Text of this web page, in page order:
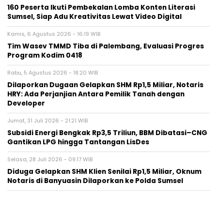
160 Peserta Ikuti Pembekalan Lomba Konten Literasi
Sumsel, Siap Adu Kreativitas Lewat Video Digital ‎
Kamis, 6 Agustus 2026 - 16:19 WIB
Tim Wasev TMMD Tiba di Palembang, Evaluasi Progres
Program Kodim 0418
Rabu, 5 Agustus 2026 - 18:20 WIB
Dilaporkan Dugaan Gelapkan SHM Rp1,5 Miliar, Notaris
HRY: Ada Perjanjian Antara Pemilik Tanah dengan
Developer
Jumat, 31 Juli 2026 - 21:21 WIB
Subsidi Energi Bengkak Rp3,5 Triliun, BBM Dibatasi–CNG
Gantikan LPG hingga Tantangan LisDes
Selasa, 28 Juli 2026 - 09:17 WIB
Diduga Gelapkan SHM Klien Senilai Rp1,5 Miliar, Oknum
Notaris di Banyuasin Dilaporkan ke Polda Sumsel ‎